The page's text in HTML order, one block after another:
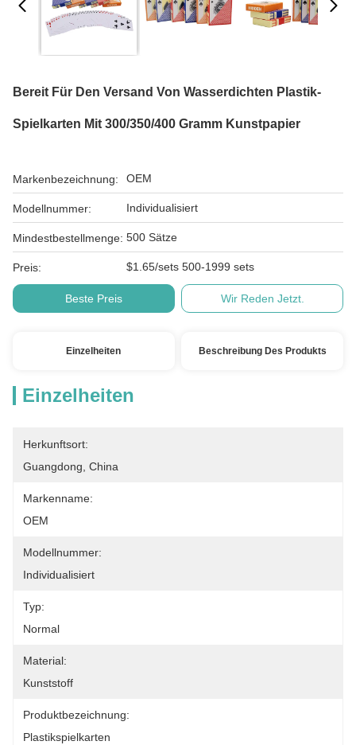
Bereit Für Den Versand Von Wasserdichten Plastik-
Spielkarten Mit 300/350/400 Gramm Kunstpapier
Markenbezeichnung: OEM
Modellnummer: Individualisiert
Mindestbestellmenge: 500 Sätze
Preis: $1.65/sets 500-1999 sets
Beste Preis Wir Reden Jetzt.
Einzelheiten Beschreibung Des Produkts
Einzelheiten
Herkunftsort:
Guangdong, China
Markenname:
OEM
Modellnummer:
Individualisiert
Typ:
Normal
Material:
Kunststoff
Produktbezeichnung:
Plastikspielkarten